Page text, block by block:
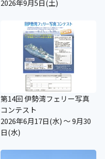
2026年9月5日(土)
第14回 伊勢湾フェリー写真
コンテスト
2026年6月17日(水) ～ 9月30
日(水)